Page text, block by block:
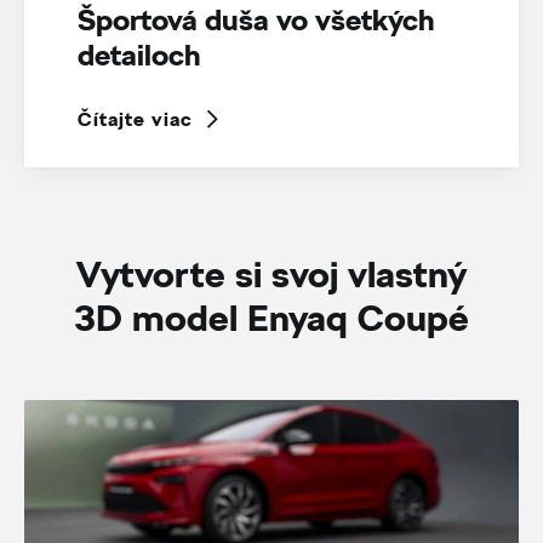
Športová duša vo všetkých
detailoch
Čítajte viac
Vytvorte si svoj vlastný
3D model Enyaq Coupé